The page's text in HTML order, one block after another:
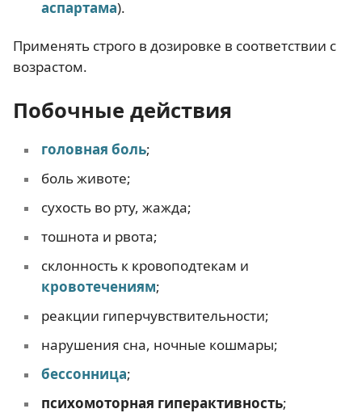
аспартама).
Применять строго в дозировке в соответствии с
возрастом.
Побочные действия
головная боль;
боль животе;
сухость во рту, жажда;
тошнота и рвота;
склонность к кровоподтекам и
кровотечениям;
реакции гиперчувствительности;
нарушения сна, ночные кошмары;
бессонница;
психомоторная гиперактивность;